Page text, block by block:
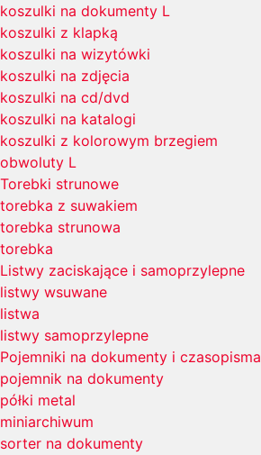
koszulki na dokumenty L
koszulki z klapką
koszulki na wizytówki
koszulki na zdjęcia
koszulki na cd/dvd
koszulki na katalogi
koszulki z kolorowym brzegiem
obwoluty L
Torebki strunowe
torebka z suwakiem
torebka strunowa
torebka
Listwy zaciskające i samoprzylepne
listwy wsuwane
listwa
listwy samoprzylepne
Pojemniki na dokumenty i czasopisma
pojemnik na dokumenty
półki metal
miniarchiwum
sorter na dokumenty